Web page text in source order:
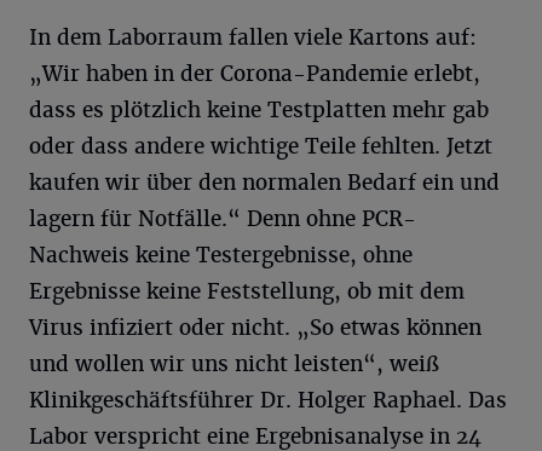
In dem Laborraum fallen viele Kartons auf:
„Wir haben in der Corona-Pandemie erlebt,
dass es plötzlich keine Testplatten mehr gab
oder dass andere wichtige Teile fehlten. Jetzt
kaufen wir über den normalen Bedarf ein und
lagern für Notfälle.“ Denn ohne PCR-
Nachweis keine Testergebnisse, ohne
Ergebnisse keine Feststellung, ob mit dem
Virus infiziert oder nicht. „So etwas können
und wollen wir uns nicht leisten“, weiß
Klinikgeschäftsführer Dr. Holger Raphael. Das
Labor verspricht eine Ergebnisanalyse in 24